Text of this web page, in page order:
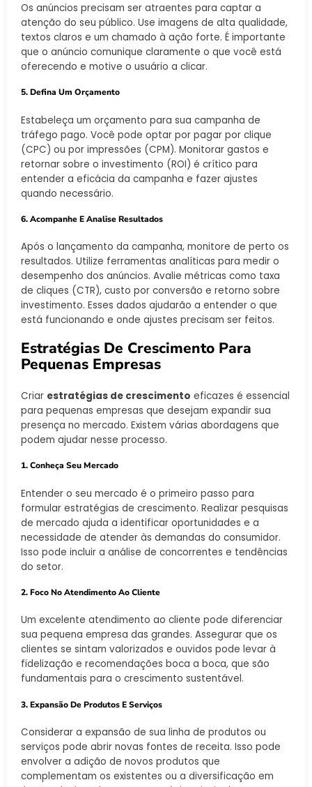
Os anúncios precisam ser atraentes para captar a
atenção do seu público. Use imagens de alta qualidade,
textos claros e um chamado à ação forte. É importante
que o anúncio comunique claramente o que você está
oferecendo e motive o usuário a clicar.
5. Defina Um Orçamento
Estabeleça um orçamento para sua campanha de
tráfego pago. Você pode optar por pagar por clique
(CPC) ou por impressões (CPM). Monitorar gastos e
retornar sobre o investimento (ROI) é crítico para
entender a eficácia da campanha e fazer ajustes
quando necessário.
6. Acompanhe E Analise Resultados
Após o lançamento da campanha, monitore de perto os
resultados. Utilize ferramentas analíticas para medir o
desempenho dos anúncios. Avalie métricas como taxa
de cliques (CTR), custo por conversão e retorno sobre
investimento. Esses dados ajudarão a entender o que
está funcionando e onde ajustes precisam ser feitos.
Estratégias De Crescimento Para
Pequenas Empresas
Criar estratégias de crescimento eficazes é essencial
para pequenas empresas que desejam expandir sua
presença no mercado. Existem várias abordagens que
podem ajudar nesse processo.
1. Conheça Seu Mercado
Entender o seu mercado é o primeiro passo para
formular estratégias de crescimento. Realizar pesquisas
de mercado ajuda a identificar oportunidades e a
necessidade de atender às demandas do consumidor.
Isso pode incluir a análise de concorrentes e tendências
do setor.
2. Foco No Atendimento Ao Cliente
Um excelente atendimento ao cliente pode diferenciar
sua pequena empresa das grandes. Assegurar que os
clientes se sintam valorizados e ouvidos pode levar à
fidelização e recomendações boca a boca, que são
fundamentais para o crescimento sustentável.
3. Expansão De Produtos E Serviços
Considerar a expansão de sua linha de produtos ou
serviços pode abrir novas fontes de receita. Isso pode
envolver a adição de novos produtos que
complementam os existentes ou a diversificação em